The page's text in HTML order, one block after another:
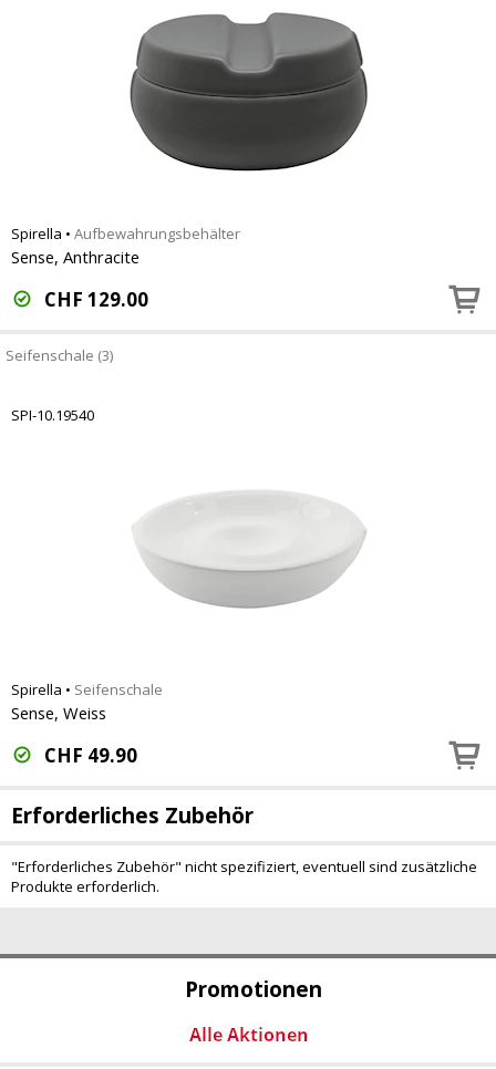
Promotionen
Spirella • Aufbewahrungsbehälter
Sense, Anthracite
CHF 129.00
Seifenschale (3)
SPI-10.19540
Spirella • Seifenschale
Sense, Weiss
CHF 49.90
Erforderliches Zubehör
"Erforderliches Zubehör" nicht spezifiziert, eventuell sind zusätzliche
Produkte erforderlich.